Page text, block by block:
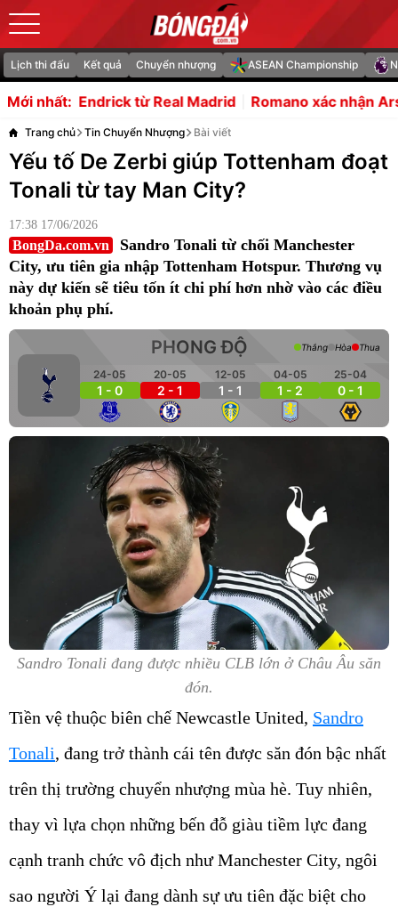
Lịch thi đấu Kết quả Chuyển nhượng ASEAN Championship
Mới nhất:
từ Real Madrid Romano xác nhận Arsenal tiếp cận
Trang chủ Tin Chuyển Nhượng Bài viết
Yếu tố De Zerbi giúp Tottenham đoạt
Tonali từ tay Man City?
17:38 17/06/2026
BongDa.com.vn
Sandro Tonali từ chối Manchester
City, ưu tiên gia nhập Tottenham Hotspur. Thương vụ
này dự kiến sẽ tiêu tốn ít chi phí hơn nhờ vào các điều
khoản phụ phí.
PHONG ĐỘ
24-05
1 - 0
20-05
2 - 1
12-05
1 - 1
04-05
1 - 2
25-04
0 - 1
Thắng Hòa Thua
Sandro Tonali đang được nhiều CLB lớn ở Châu Âu săn
đón.
Tiền vệ thuộc biên chế Newcastle United, Sandro
Tonali, đang trở thành cái tên được săn đón bậc nhất
trên thị trường chuyển nhượng mùa hè. Tuy nhiên,
thay vì lựa chọn những bến đỗ giàu tiềm lực đang
cạnh tranh chức vô địch như Manchester City, ngôi
sao người Ý lại đang dành sự ưu tiên đặc biệt cho